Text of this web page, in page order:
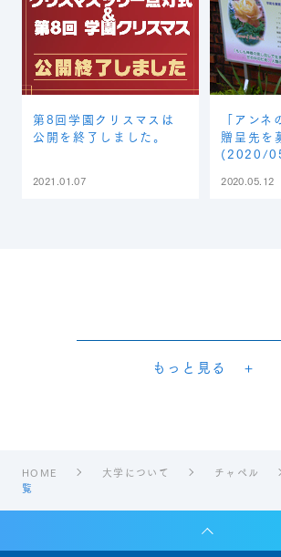
第8回学園クリスマスは
公開を終了しました。
2021.01.07
「アン
贈呈先を
(2020/
2020.05.12
もっと見る
HOME 大学について チャペル
覧